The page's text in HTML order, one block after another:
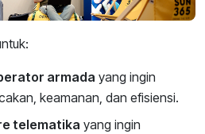
armada yang ingin
keamanan, dan efisiensi.
telematika yang ingin